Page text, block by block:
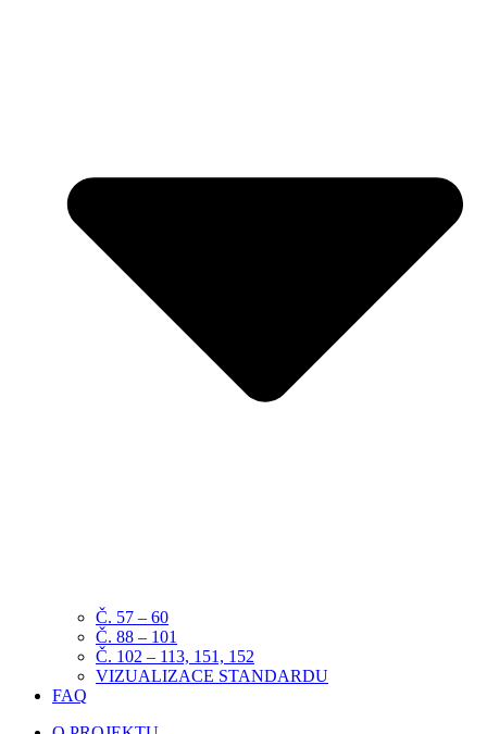
Č. 57 – 60
Č. 88 – 101
Č. 102 – 113, 151, 152
VIZUALIZACE STANDARDU
FAQ